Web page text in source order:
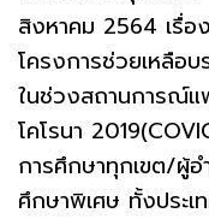
สิงหาคม 2564 เรื่อ
โครงการช่วยเหลือบ
ในช่วงสถานการณ์แ
โคโรนา
การศึกษาทุกเขต/ผู้อ
ศึกษาพิเศษ ทั้งประเ